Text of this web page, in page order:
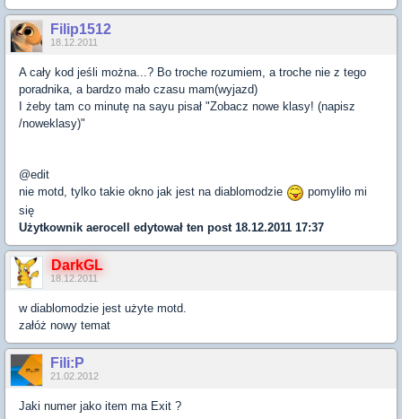
Filip1512
18.12.2011
A cały kod jeśli można...? Bo troche rozumiem, a troche nie z tego
poradnika, a bardzo mało czasu mam(wyjazd)
I żeby tam co minutę na sayu pisał "Zobacz nowe klasy! (napisz
/noweklasy)"
@edit
nie motd, tylko takie okno jak jest na diablomodzie
pomyliło mi
się
Użytkownik aerocell edytował ten post 18.12.2011 17:37
DarkGL
18.12.2011
w diablomodzie jest użyte motd.
załóż nowy temat
Fili:P
21.02.2012
Jaki numer jako item ma Exit ?